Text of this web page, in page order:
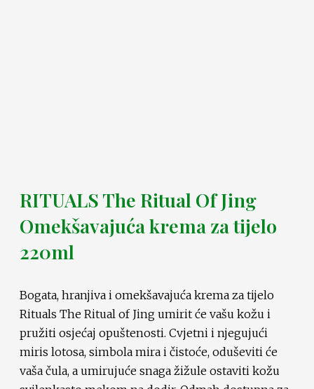
RITUALS The Ritual Of Jing
Omekšavajuća krema za tijelo
220ml
Bogata, hranjiva i omekšavajuća krema za tijelo
Rituals The Ritual of Jing umirit će vašu kožu i
pružiti osjećaj opuštenosti. Cvjetni i njegujući
miris lotosa, simbola mira i čistoće, oduševiti će
vaša čula, a umirujuće snaga žižule ostaviti kožu